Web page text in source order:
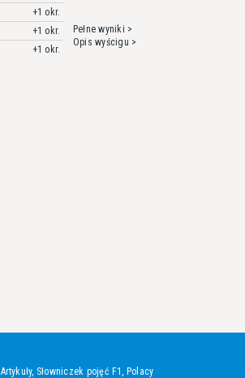
+1 okr.
+1 okr.
+1 okr.
Pełne wyniki >
Opis wyścigu >
Artykuły, Słowniczek pojęć F1, Polacy